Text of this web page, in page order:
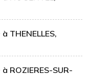
THENELLES,
ROZIERES-SUR-